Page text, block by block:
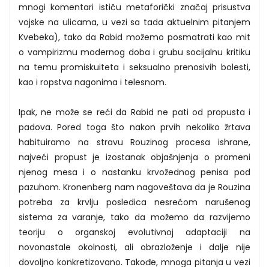
mnogi komentari ističu metaforički značaj prisustva
vojske na ulicama, u vezi sa tada aktuelnim pitanjem
Kvebeka), tako da Rabid možemo posmatrati kao mit
o vampirizmu modernog doba i grubu socijalnu kritiku
na temu promiskuiteta i seksualno prenosivih bolesti,
kao i ropstva nagonima i telesnom.
Ipak, ne može se reći da Rabid ne pati od propusta i
padova. Pored toga što nakon prvih nekoliko žrtava
habituiramo na stravu Rouzinog procesa ishrane,
najveći propust je izostanak objašnjenja o promeni
njenog mesa i o nastanku krvožednog penisa pod
pazuhom. Kronenberg nam nagoveštava da je Rouzina
potreba za krvlju posledica nesrećom narušenog
sistema za varanje, tako da možemo da razvijemo
teoriju o organskoj evolutivnoj adaptaciji na
novonastale okolnosti, ali obrazloženje i dalje nije
dovoljno konkretizovano. Takođe, mnoga pitanja u vezi